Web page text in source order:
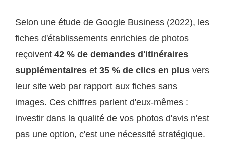
Selon une étude de Google Business (2022), les
fiches d'établissements enrichies de photos
reçoivent 42 % de demandes d'itinéraires
supplémentaires et 35 % de clics en plus vers
leur site web par rapport aux fiches sans
images. Ces chiffres parlent d'eux-mêmes :
investir dans la qualité de vos photos d'avis n'est
pas une option, c'est une nécessité stratégique.